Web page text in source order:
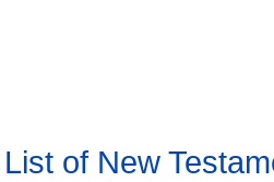
List of New